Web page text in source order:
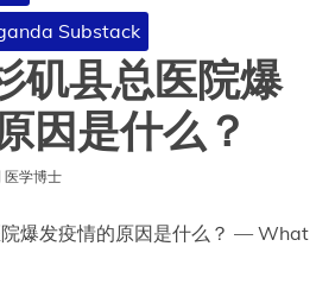
Substack
矶县总医院爆
因是什么？
医学博士
爆发疫情的原因是什么？ — What